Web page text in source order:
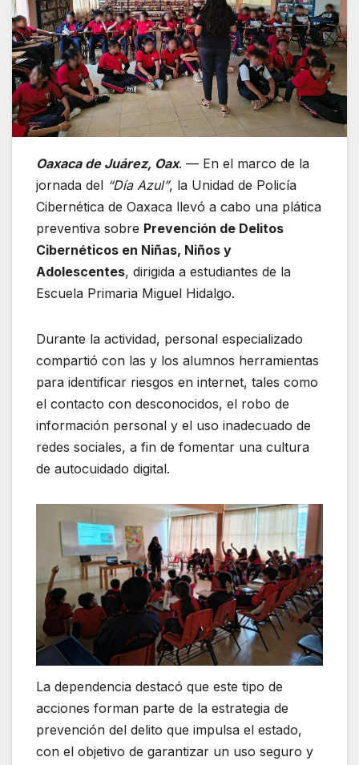
Oaxaca de Juárez, Oax. — En el marco de la
jornada del “Día Azul”, la Unidad de Policía
Cibernética de Oaxaca llevó a cabo una plática
preventiva sobre Prevención de Delitos
Cibernéticos en Niñas, Niños y
Adolescentes, dirigida a estudiantes de la
Escuela Primaria Miguel Hidalgo.
Durante la actividad, personal especializado
compartió con las y los alumnos herramientas
para identificar riesgos en internet, tales como
el contacto con desconocidos, el robo de
información personal y el uso inadecuado de
redes sociales, a fin de fomentar una cultura
de autocuidado digital.
La dependencia destacó que este tipo de
acciones forman parte de la estrategia de
prevención del delito que impulsa el estado,
con el objetivo de garantizar un uso seguro y